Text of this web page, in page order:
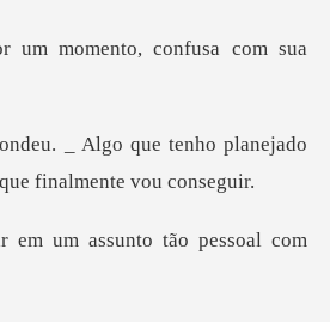
um momento, confusa
que tenho planejado
r em um assunto tão